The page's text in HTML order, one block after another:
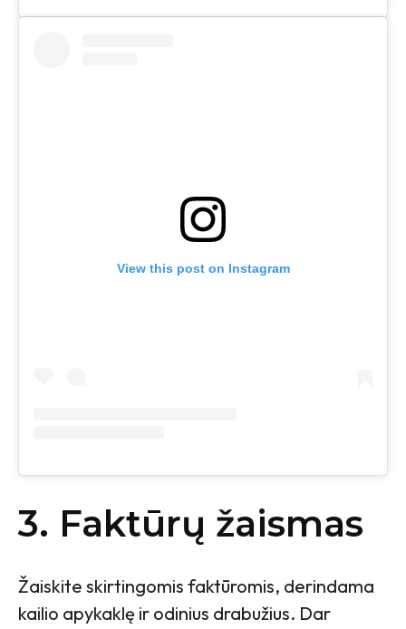
View this post on Instagram
3. Faktūrų žaismas
Žaiskite skirtingomis faktūromis, derindama
kailio apykaklę ir odinius drabužius. Dar